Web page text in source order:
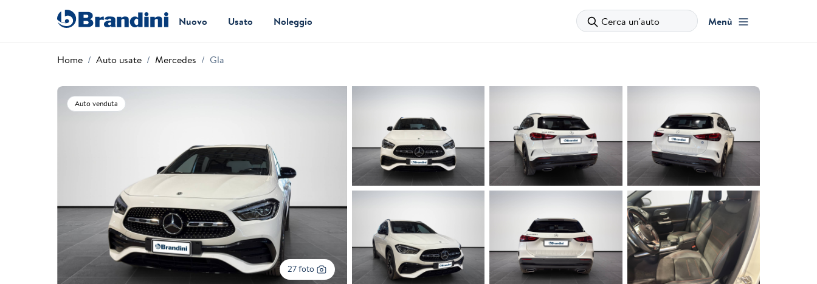
Nuovo Usato Noleggio Cerca un'auto Menù
Home Auto usate Mercedes Gla
Auto venduta
27 foto